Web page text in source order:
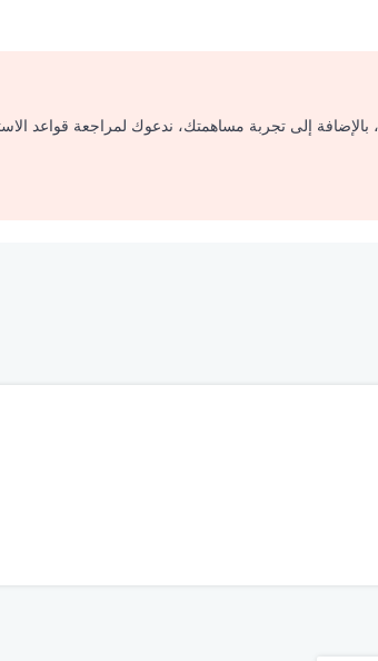
بالإضافة إلى تجربة مساهمتك، ندعوك لمراجعة قواعد